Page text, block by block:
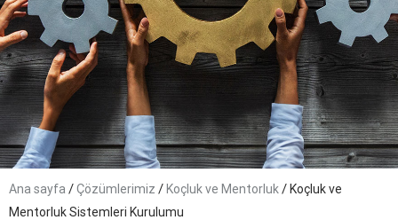
Ana sayfa /Çözümlerimiz / Koçluk ve Mentorluk/ Koçluk ve
Mentorluk Sistemleri Kurulumu